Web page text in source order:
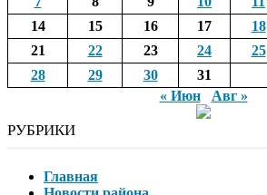
14
15 16 17 18
21
22 23 24 25
28
29 30
31
« Июн
Авг »
РУБРИКИ
Главная